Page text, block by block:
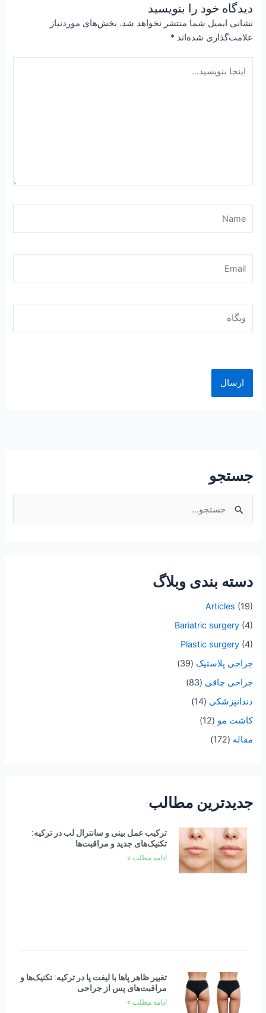
دیدگاه‌ خود را بنویسید
نشانی ایمیل شما منتشر نخواهد شد. بخش‌های موردنیاز
علامت‌گذاری شده‌اند*
بنویسید…
جستجو
و
ا
ی
:
دسته بندی وبلاگ
Articles (19)
Bariatric surgery(4)
Plastic surgery(4)
جراحی پلاستیک (39)
جراحی چاقی (83)
دندانپزشکی (14)
کاشت مو (12)
مقاله (172)
جدیدترین مطالب
ترکیب عمل بینی و سانترال لب در ترکیه:
تکنیک‌های جدید و مراقبت‌ها
ادامه مطلب »
تغییر ظاهر پاها با لیفت پا در ترکیه: تکنیک‌ها و
مراقبت‌های پس از جراحی
ادامه مطلب »